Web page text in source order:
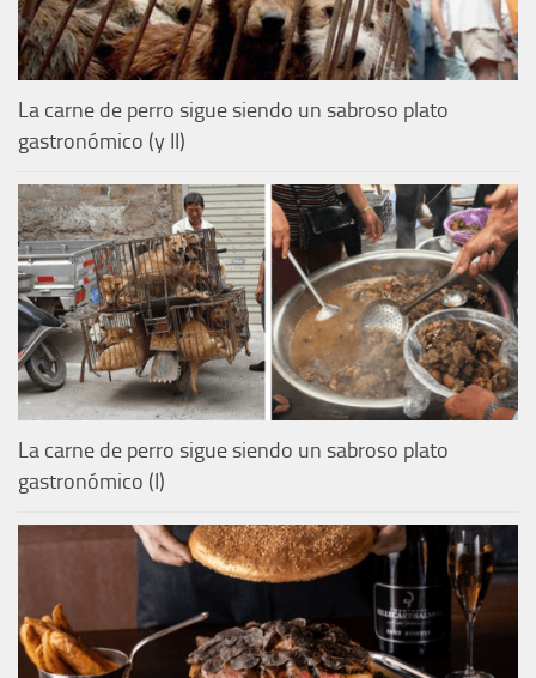
La carne de perro sigue siendo un sabroso plato
gastronómico (y II)
La carne de perro sigue siendo un sabroso plato
gastronómico (I)